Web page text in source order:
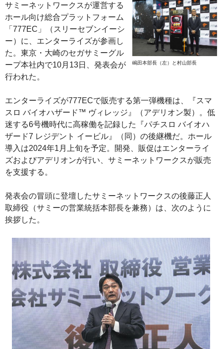
嶋田本部長（左）と村山部長
サミーネットワークスが運営する
ホール向け総合プラットフォーム
「777EC」（スリーセブンイーシ
ー）に、エンターライズが参画し
た。東京・大崎のセガサミーグル
ープ本社内で10月13日、発表会が
行われた。
エンターライズが777ECで販売する第一弾機種は、『スマ
スロ バイオハザード™ ヴィレッジ』（アデリオン製）。低
迷する6号機時代に高稼働を記録した『パチスロ バイオハ
ザード7 レジデント イービル』（同）の後継機だ。ホール
導入は2024年1月上旬を予定。開発、販促はエンターライ
ズおよびアデリオンが行い、サミーネットワークスが販売
を支援する。
発表会の冒頭に登壇したサミーネットワークスの後藤正人
取締役（サミーの営業統括本部長を兼務）は、次のように
挨拶した。